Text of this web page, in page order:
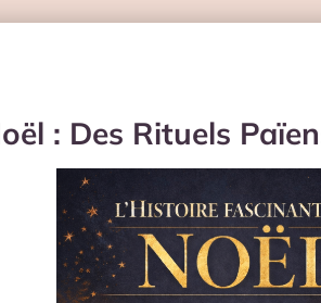
: Des Rituels